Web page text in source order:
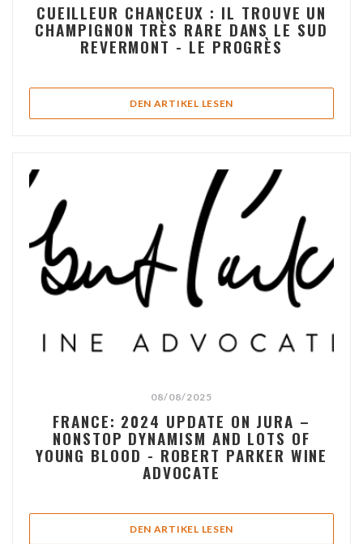
CUEILLEUR CHANCEUX : IL TROUVE UN
CHAMPIGNON TRÈS RARE DANS LE SUD
REVERMONT - LE PROGRÈS
DEN ARTIKEL LESEN
08/08/2025
FRANCE: 2024 UPDATE ON JURA –
NONSTOP DYNAMISM AND LOTS OF
YOUNG BLOOD - ROBERT PARKER WINE
ADVOCATE
DEN ARTIKEL LESEN